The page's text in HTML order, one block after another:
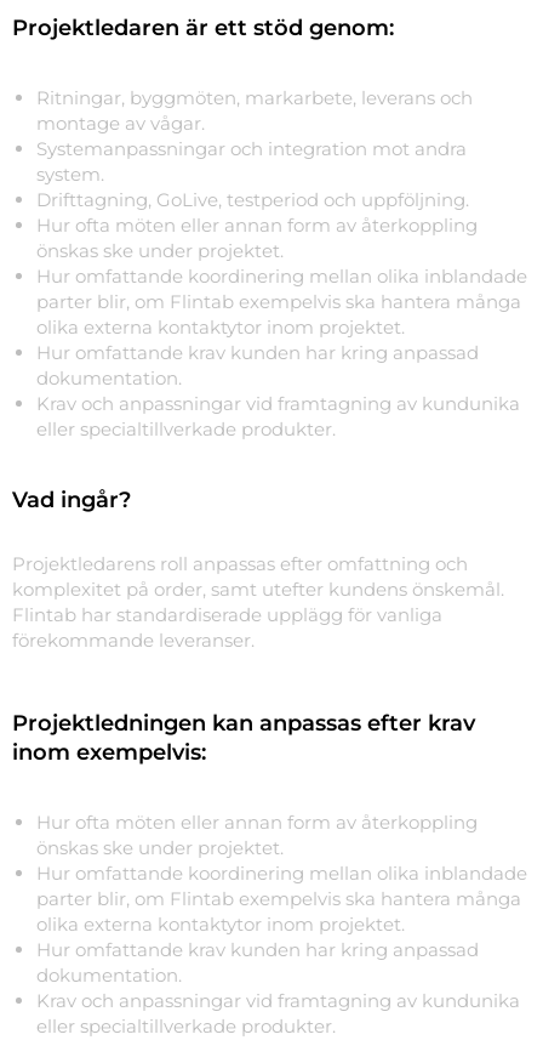
Projektledaren är ett stöd genom:
Ritningar, byggmöten, markarbete, leverans och
montage av vågar.
Systemanpassningar och integration mot andra
system.
Drifttagning, GoLive, testperiod och uppföljning.
Hur ofta möten eller annan form av återkoppling
önskas ske under projektet.
Hur omfattande koordinering mellan olika inblandade
parter blir, om Flintab exempelvis ska hantera många
olika externa kontaktytor inom projektet.
Hur omfattande krav kunden har kring anpassad
dokumentation.
Krav och anpassningar vid framtagning av kundunika
eller specialtillverkade produkter.
Vad ingår?
Projektledarens roll anpassas efter omfattning och
komplexitet på order, samt utefter kundens önskemål.
Flintab har standardiserade upplägg för vanliga
förekommande leveranser.
Projektledningen kan anpassas efter krav
inom exempelvis:
Hur ofta möten eller annan form av återkoppling
önskas ske under projektet.
Hur omfattande koordinering mellan olika inblandade
parter blir, om Flintab exempelvis ska hantera många
olika externa kontaktytor inom projektet.
Hur omfattande krav kunden har kring anpassad
dokumentation.
Krav och anpassningar vid framtagning av kundunika
eller specialtillverkade produkter.